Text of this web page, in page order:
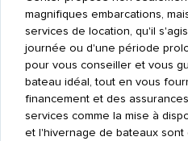
magnifiques embarcations,
services de location, qu'il
journée ou d'une période
pour vous conseiller et vous
bateau idéal, tout en vous
financement et des
services comme la mise à
et l'hivernage de bateaux sont